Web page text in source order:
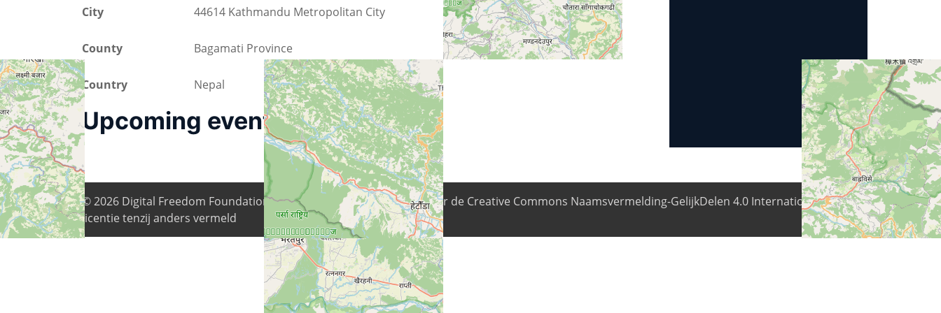
City 44614 Kathmandu Metropolitan City
County Bagamati Province
Country Nepal
Upcoming events
© 2026 Digital Freedom Foundation. Alle inhoud is beschikbaar onder de Creative Commons Naamsvermelding-GelijkDelen 4.0 Internationale
licentie tenzij anders vermeld